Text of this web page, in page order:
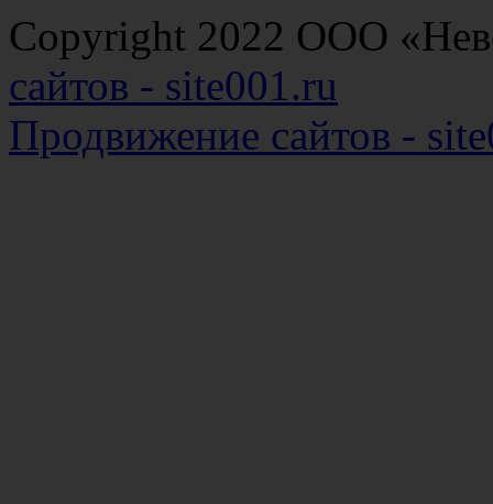
Copyright 2022 ООО
сайтов - site001.ru
Продвижение сайтов -